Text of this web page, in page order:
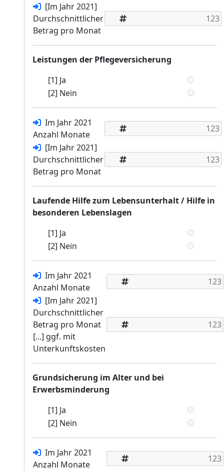
[Im Jahr 2021]
Durchschnittlicher
Betrag pro Monat
Leistungen der Pflegeversicherung
[1] Ja
[2] Nein
Im Jahr 2021
Anzahl Monate
[Im Jahr 2021]
Durchschnittlicher
Betrag pro Monat
Laufende Hilfe zum Lebensunterhalt / Hilfe in
besonderen Lebenslagen
[1] Ja
[2] Nein
Im Jahr 2021
Anzahl Monate
[Im Jahr 2021]
Durchschnittlicher
Betrag pro Monat
[...] ggf. mit
Unterkunftskosten
Grundsicherung im Alter und bei
Erwerbsminderung
[1] Ja
[2] Nein
Im Jahr 2021
Anzahl Monate